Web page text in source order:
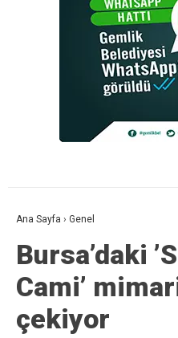
Ana Sayfa › Genel
Bursa’daki
Cami’
çekiyor